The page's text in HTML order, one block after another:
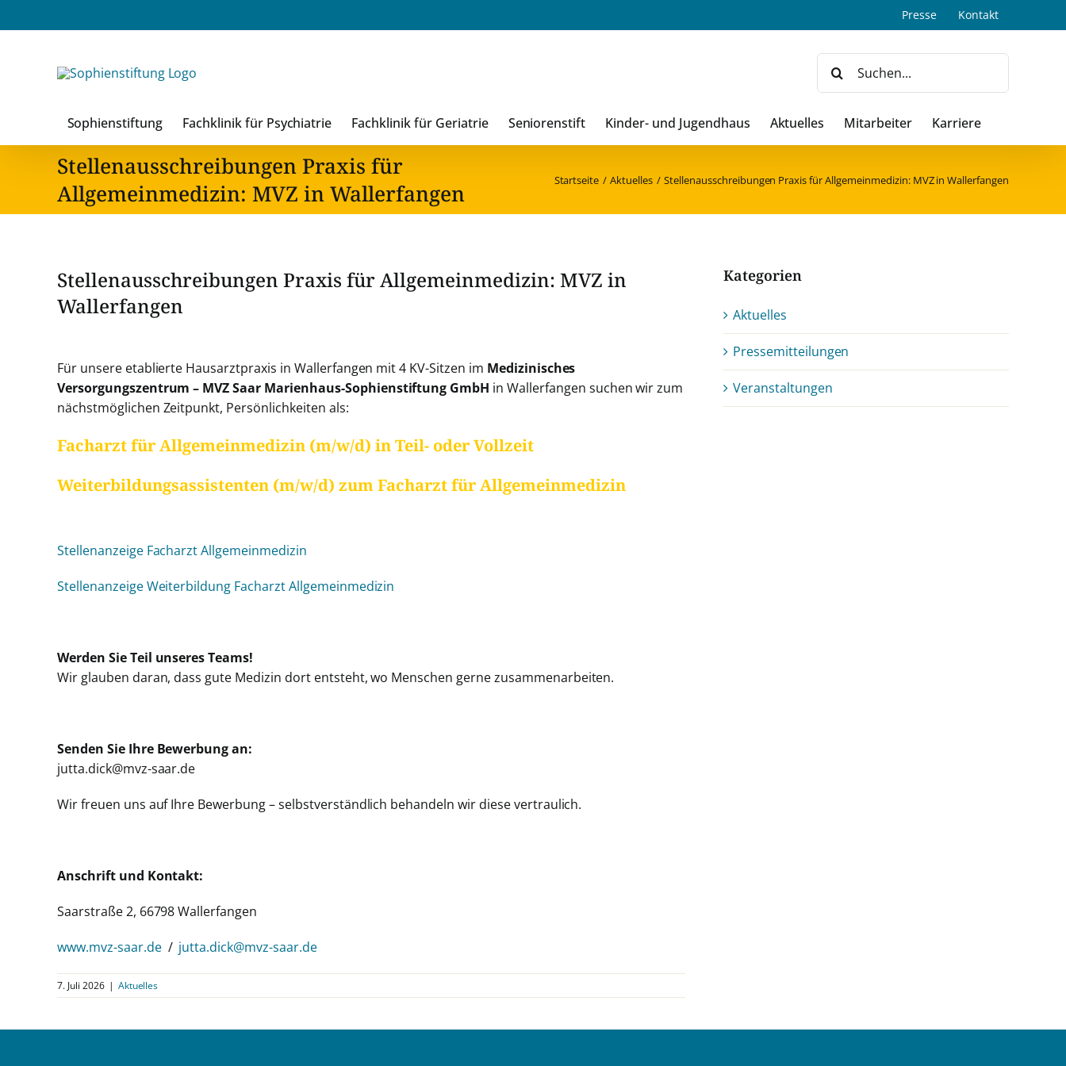
Inhalt
Presse Kontakt
nach:
Sophienstiftung Fachklinik für Psychiatrie Fachklinik für Geriatrie Seniorenstift Kinder- und Jugendhaus Aktuelles Mitarbeiter Karriere
Stellenausschreibungen Praxis für
Allgemeinmedizin: MVZ in Wallerfangen
Startseite Aktuelles Stellenausschreibungen Praxis für Allgemeinmedizin: MVZ in Wallerfangen
Stellenausschreibungen Praxis für Allgemeinmedizin: MVZ in
Wallerfangen
grösseres
Bild
Für unsere etablierte Hausarztpraxis in Wallerfangen mit 4 KV-Sitzen im Medizinisches
Versorgungszentrum – MVZ Saar Marienhaus-Sophienstiftung GmbH in Wallerfangen suchen wir zum
nächstmöglichen Zeitpunkt, Persönlichkeiten als:
Facharzt für Allgemeinmedizin (m/w/d) in Teil- oder Vollzeit
Weiterbildungsassistenten (m/w/d) zum Facharzt für Allgemeinmedizin
Stellenanzeige Facharzt Allgemeinmedizin
Stellenanzeige Weiterbildung Facharzt Allgemeinmedizin
Werden Sie Teil unseres Teams!
Wir glauben daran, dass gute Medizin dort entsteht, wo Menschen gerne zusammenarbeiten.
Senden Sie Ihre Bewerbung an:
jutta.dick@mvz-saar.de
Wir freuen uns auf Ihre Bewerbung – selbstverständlich behandeln wir diese vertraulich.
Anschrift und Kontakt:
Saarstraße 2, 66798 Wallerfangen
www.mvz-saar.de/ jutta.dick@mvz-saar.de
7. Juli 2026 | Aktuelles
Kategorien
Aktuelles
Pressemitteilungen
Veranstaltungen